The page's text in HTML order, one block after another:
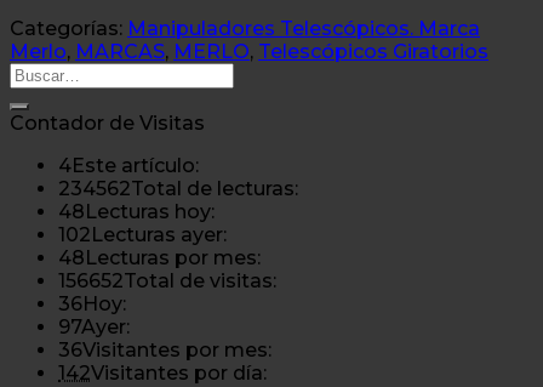
Categorías: Manipuladores Telescópicos. Marca
Merlo, MARCAS, MERLO, Telescópicos Giratorios
Buscar
Contador de Visitas
4Este artículo:
234562Total de lecturas:
48 Lecturas hoy:
102 Lecturas ayer:
48 Lecturas por mes:
156652Total de visitas:
36Hoy:
97Ayer:
36Visitantes por mes:
142Visitantes por día: